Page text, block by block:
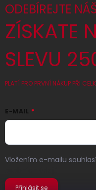
ODEBÍREJTE
ZÍSKATE
SLEVU
PLATÍ PRO PRVNÍ NÁKUP PŘI
E-MAIL
Vložením e-mailu
Přihlásit se